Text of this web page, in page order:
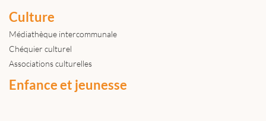
Culture
Médiathèque intercommunale
Chéquier culturel
Associations culturelles
Enfance et jeunesse